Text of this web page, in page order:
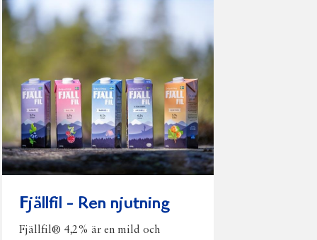
Fjällfil - Ren njutning
Fjällfil® 4,2% är en mild och